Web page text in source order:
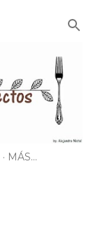
MÁS…